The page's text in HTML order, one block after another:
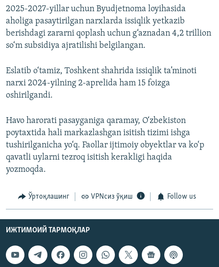
2025-2027-yillar uchun Byudjetnoma loyihasida
aholiga pasaytirilgan narxlarda issiqlik yetkazib
berishdagi zararni qoplash uchun g‘aznadan 4,2 trillion
so‘m subsidiya ajratilishi belgilangan.
Eslatib o‘tamiz, Toshkent shahrida issiqlik ta’minoti
narxi 2024-yilning 2-aprelida ham 15 foizga
oshirilgandi.
Havo harorati pasayganiga qaramay, O‘zbekiston
poytaxtida hali markazlashgan isitish tizimi ishga
tushirilganicha yo‘q. Faollar ijtimoiy obyektlar va ko‘p
qavatli uylarni tezroq isitish kerakligi haqida
yozmoqda.
Ўртоқлашинг VPNсиз ўқиш Follow us
ИЖТИМОИЙ ТАРМОҚЛАР